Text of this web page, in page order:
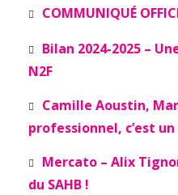
COMMUNIQUÉ
Bilan 2024-2025 –
N2F
Camille Aoustin,
professionnel, c’est
Mercato – Alix
du SAHB !